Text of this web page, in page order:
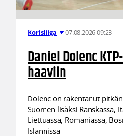
Korisliiga 07.08.2026 09:23
Daniel Dolenc
haaviin
Dolenc on rakentanut
Suomen lisäksi Ranskassa,
Liettuassa, Romaniassa,
Islannissa.